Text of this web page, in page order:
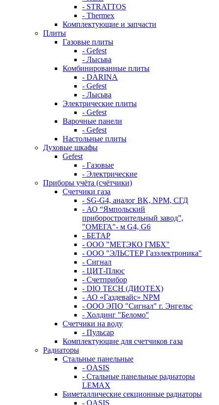
- STRATTOS
- Thermex
Комплектующие и запчасти
Плиты
Газовые плиты
- Gefest
- Лысьва
Комбинированные плиты
- DARINA
- Gefest
- Лысьва
Электрические плиты
- Gefest
Варочные панели
- Gefest
Настольные плиты
Духовые шкафы
Gefest
- Газовые
- Электрические
Приборы учёта (счётчики)
Счетчики газа
- SG-G4, аналог BK, NPM, СГД
- АО “Ямпольский
приборостроительный завод”,
"ОМЕГА"- м G4, G6
- БЕТАР
- ООО "МЕТЭКО ГМБХ"
- ООО "ЭЛЬСТЕР Газэлектроника"
- Сигнал
- ЦИТ-Плюс
- Счетприбор
- DIO TECH (ДИОТЕХ)
- АО «Газдевайс» NPM
- ООО ЭПО "Сигнал" г. Энгельс
- Холдинг "Беломо"
Счетчики на воду
- Пульсар
Комплектующие для счетчиков газа
Радиаторы
Стальные панельные
- OASIS
- Стальные панельные радиаторы
LEMAX
Биметаллические секционные радиаторы
- OASIS